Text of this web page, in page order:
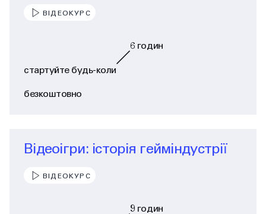
ВІДЕОКУРС
стартуйте будь-коли
6 годин
безкоштовно
Відеоігри: історія гейміндустрії
ВІДЕОКУРС
9 годин